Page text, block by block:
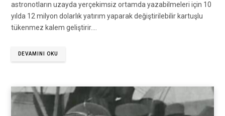
astronotların uzayda yerçekimsiz ortamda yazabilmeleri için 10
yılda 12 milyon dolarlık yatırım yaparak değiştirilebilir kartuşlu
tükenmez kalem geliştirir.…
DEVAMINI OKU